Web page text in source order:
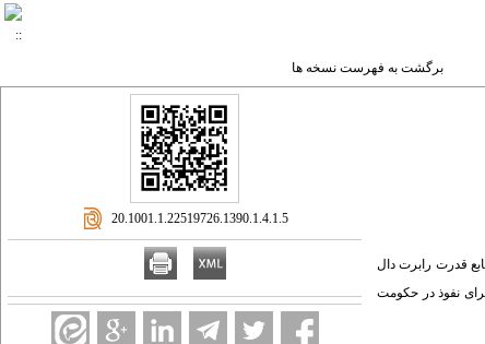
برگشت به فهرست نسخه ها
قدرت رابرت دال
نفوذ در حکومت
‎ 20.1001.1.22519726.1390.1.4.1.5